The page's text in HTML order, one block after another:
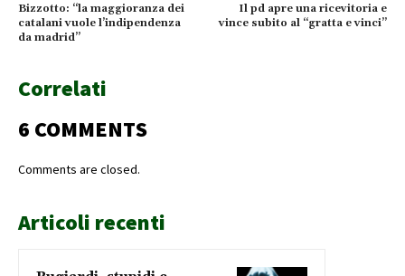
Bizzotto: “la maggioranza dei
catalani vuole l’indipendenza
da madrid”
Il pd apre una ricevitoria e
vince subito al “gratta e vinci”
Correlati
6 COMMENTS
Comments are closed.
Articoli recenti